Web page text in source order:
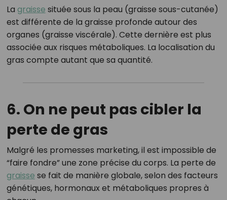
La graisse située sous la peau (graisse sous-cutanée)
est différente de la graisse profonde autour des
organes (graisse viscérale). Cette dernière est plus
associée aux risques métaboliques. La localisation du
gras compte autant que sa quantité.
6. On ne peut pas cibler la
perte de gras
Malgré les promesses marketing, il est impossible de
“faire fondre” une zone précise du corps. La perte de
graisse se fait de manière globale, selon des facteurs
génétiques, hormonaux et métaboliques propres à